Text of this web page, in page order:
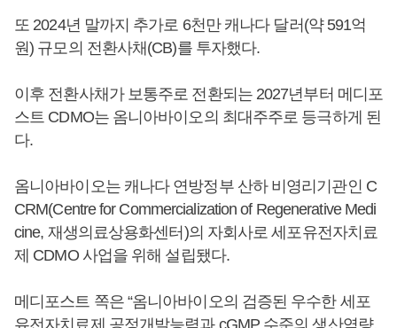
또 2024년 말까지 추가로 6천만 캐나다 달러(약 591억
원) 규모의 전환사채(CB)를 투자했다.
이후 전환사채가 보통주로 전환되는 2027년부터 메디포
스트 CDMO는 옴니아바이오의 최대주주로 등극하게 된
다.
옴니아바이오는 캐나다 연방정부 산하 비영리기관인 C
CRM(Centre for Commercialization of Regenerative Medi
cine, 재생의료상용화센터)의 자회사로 세포유전자치료
제 CDMO 사업을 위해 설립됐다.
메디포스트 쪽은 “옴니아바이오의 검증된 우수한 세포
유전자치료제 공정개발능력과 cGMP 수준의 생산역량,